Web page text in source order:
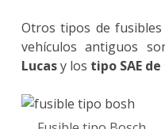
Otros tipos de
vehículos antiguos
Lucasy los tipo SAE